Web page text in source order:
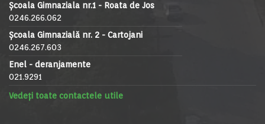
Școala Gimnaziala nr.1 - Roata de Jos
0246.266.062
Școala Gimnazială nr. 2 - Cartojani
0246.267.603
Enel - deranjamente
021.9291
Vedeți toate contactele utile